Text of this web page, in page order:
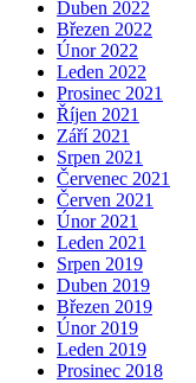
Duben 2022
Březen 2022
Únor 2022
Leden 2022
Prosinec 2021
Říjen 2021
Září 2021
Srpen 2021
Červenec 2021
Červen 2021
Únor 2021
Leden 2021
Srpen 2019
Duben 2019
Březen 2019
Únor 2019
Leden 2019
Prosinec 2018